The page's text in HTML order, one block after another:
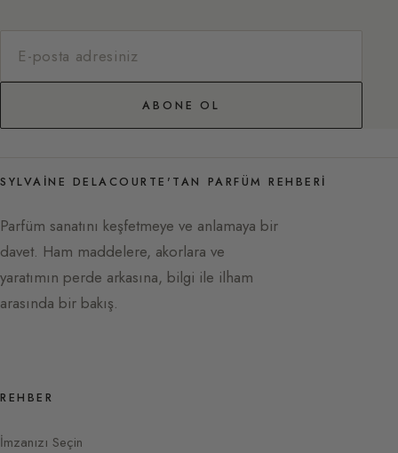
ABONE OL
SYLVAINE DELACOURTE'TAN PARFÜM REHBERI
Parfüm sanatını keşfetmeye ve anlamaya bir
davet. Ham maddelere, akorlara ve
yaratımın perde arkasına, bilgi ile ilham
arasında bir bakış.
REHBER
İmzanızı Seçin